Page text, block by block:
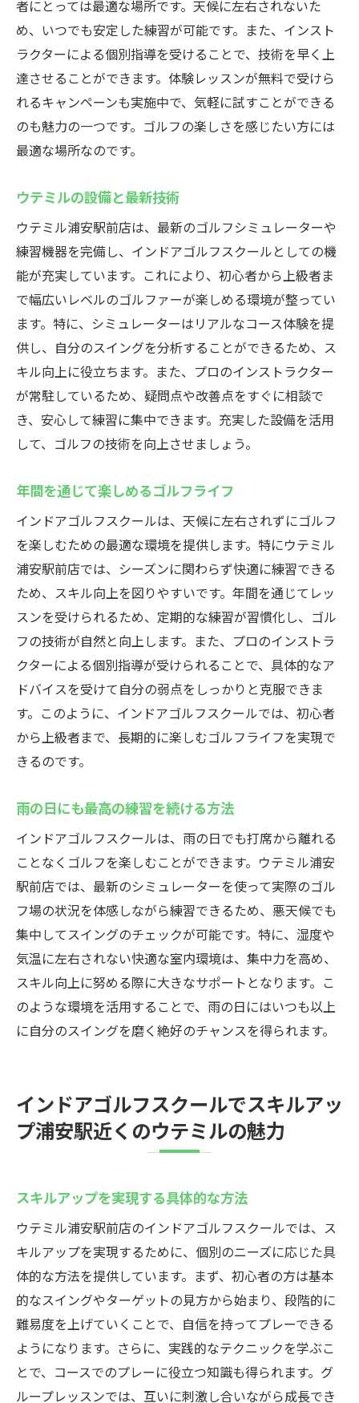
者にとっては最適な場所です。天候に左右されないた
め、いつでも安定した練習が可能です。また、インスト
ラクターによる個別指導を受けることで、技術を早く上
達させることができます。体験レッスンが無料で受けら
れるキャンペーンも実施中で、気軽に試すことができる
のも魅力の一つです。ゴルフの楽しさを感じたい方には
最適な場所なのです。
ウテミルの設備と最新技術
ウテミル浦安駅前店は、最新のゴルフシミュレーターや
練習機器を完備し、インドアゴルフスクールとしての機
能が充実しています。これにより、初心者から上級者ま
で幅広いレベルのゴルファーが楽しめる環境が整ってい
ます。特に、シミュレーターはリアルなコース体験を提
供し、自分のスイングを分析することができるため、ス
キル向上に役立ちます。また、プロのインストラクター
が常駐しているため、疑問点や改善点をすぐに相談で
き、安心して練習に集中できます。充実した設備を活用
して、ゴルフの技術を向上させましょう。
年間を通じて楽しめるゴルフライフ
インドアゴルフスクールは、天候に左右されずにゴルフ
を楽しむための最適な環境を提供します。特にウテミル
浦安駅前店では、シーズンに関わらず快適に練習できる
ため、スキル向上を図りやすいです。年間を通じてレッ
スンを受けられるため、定期的な練習が習慣化し、ゴル
フの技術が自然と向上します。また、プロのインストラ
クターによる個別指導が受けられることで、具体的なア
ドバイスを受けて自分の弱点をしっかりと克服できま
す。このように、インドアゴルフスクールでは、初心者
から上級者まで、長期的に楽しむゴルフライフを実現で
きるのです。
雨の日にも最高の練習を続ける方法
インドアゴルフスクールは、雨の日でも打席から離れる
ことなくゴルフを楽しむことができます。ウテミル浦安
駅前店では、最新のシミュレーターを使って実際のゴル
フ場の状況を体感しながら練習できるため、悪天候でも
集中してスイングのチェックが可能です。特に、湿度や
気温に左右されない快適な室内環境は、集中力を高め、
スキル向上に努める際に大きなサポートとなります。こ
のような環境を活用することで、雨の日にはいつも以上
に自分のスイングを磨く絶好のチャンスを得られます。
インドアゴルフスクールでスキルアッ
プ浦安駅近くのウテミルの魅力
スキルアップを実現する具体的な方法
ウテミル浦安駅前店のインドアゴルフスクールでは、ス
キルアップを実現するために、個別のニーズに応じた具
体的な方法を提供しています。まず、初心者の方は基本
的なスイングやターゲットの見方から始まり、段階的に
難易度を上げていくことで、自信を持ってプレーできる
ようになります。さらに、実践的なテクニックを学ぶこ
とで、コースでのプレーに役立つ知識も得られます。グ
ループレッスンでは、互いに刺激し合いながら成長でき